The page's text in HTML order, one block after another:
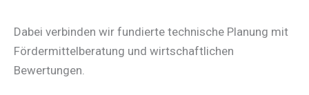
Dabei verbinden wir fundierte technische Planung mit
Fördermittelberatung und wirtschaftlichen
Bewertungen.